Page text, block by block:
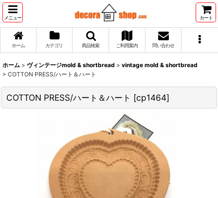
メニュー カート
ホーム カテゴリ 商品検索 ご利用案内 問い合わせ
ホーム > ヴィンテージmold & shortbread > vintage mold & shortbread
> COTTON PRESS/ハート＆ハート
COTTON PRESS/ハート＆ハート [cp1464]